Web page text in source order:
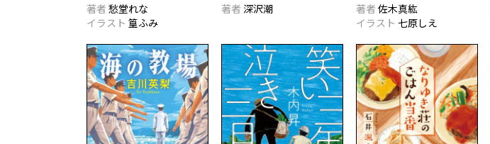
著者 愁堂れな
イラスト 篁ふみ
著者 深沢潮 著者 佐木真紘
イラスト 七原しえ